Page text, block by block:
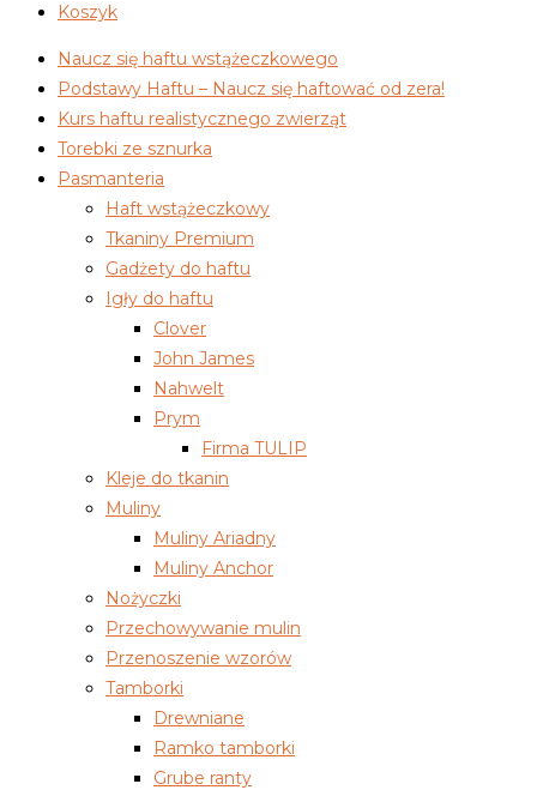
Koszyk
Naucz się haftu wstążeczkowego
Podstawy Haftu – Naucz się haftować od zera!
Kurs haftu realistycznego zwierząt
Torebki ze sznurka
Pasmanteria
Haft wstążeczkowy
Tkaniny Premium
Gadżety do haftu
Igły do haftu
Clover
John James
Nahwelt
Prym
Firma TULIP
Kleje do tkanin
Muliny
Muliny Ariadny
Muliny Anchor
Nożyczki
Przechowywanie mulin
Przenoszenie wzorów
Tamborki
Drewniane
Ramko tamborki
Grube ranty